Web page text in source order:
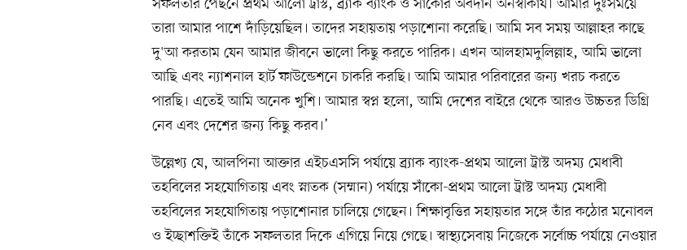
সফলতার পেছনে প্রথম আলো ট্রাস্ট, ব্র্যাক ব্যাংক ও সাঁকোর অবদান অনস্বীকার্য। আমার দুঃসময়ে
তারা আমার পাশে দাঁড়িয়েছিল। তাদের সহায়তায় পড়াশোনা করেছি। আমি সব সময় আল্লাহর কাছে
দু'আ করতাম যেন আমার জীবনে ভালো কিছু করতে পারিক। এখন আলহামদুলিল্লাহ, আমি ভালো
আছি এবং ন্যাশনাল হার্ট ফাউন্ডেশনে চাকরি করছি। আমি আমার পরিবারের জন্য খরচ করতে
পারছি। এতেই আমি অনেক খুশি। আমার স্বপ্ন হলো, আমি দেশের বাইরে থেকে আরও উচ্চতর ডিগ্রি
নেব এবং দেশের জন্য কিছু করব।’
উল্লেখ্য যে, আলপিনা আক্তার এইচএসসি পর্যায়ে ব্র্যাক ব্যাংক-প্রথম আলো ট্রাস্ট অদম্য মেধাবী
তহবিলের সহযোগিতায় এবং স্নাতক (সম্মান) পর্যায়ে সাঁকো-প্রথম আলো ট্রাস্ট অদম্য মেধাবী
তহবিলের সহযোগিতায় পড়াশোনার চালিয়ে গেছেন। শিক্ষাবৃত্তির সহায়তার সঙ্গে তাঁর কঠোর মনোবল
ও ইচ্ছাশক্তিই তাঁকে সফলতার দিকে এগিয়ে নিয়ে গেছে। স্বাস্থ্যসেবায় নিজেকে সর্বোচ্চ পর্যায়ে নেওয়ার